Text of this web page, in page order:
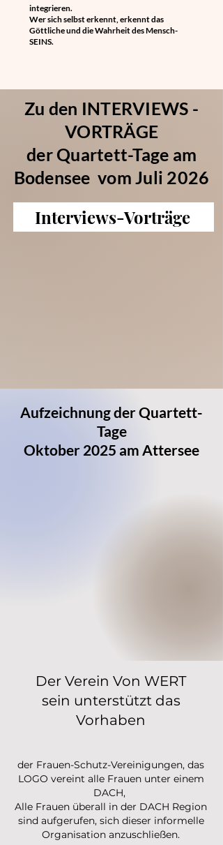
integrieren.
Wer sich selbst erkennt, erkennt das
Göttliche und die Wahrheit des Mensch-
SEINS.
Zu den INTERVIEWS -
VORTRÄGE
der Quartett-Tage am
Bodensee vom Juli 2026
Interviews-Vorträge
Aufzeichnung der Quartett-
Tage
Oktober 2025 am Attersee
Der Verein Von WERT
sein unterstützt das
Vorhaben​​​​
der Frauen-Schutz-Vereinigungen, das
LOGO vereint alle Frauen unter einem
DACH,
Alle Frauen überall in der DACH Region
sind aufgerufen, sich dieser informelle
Organisation anzuschließen.